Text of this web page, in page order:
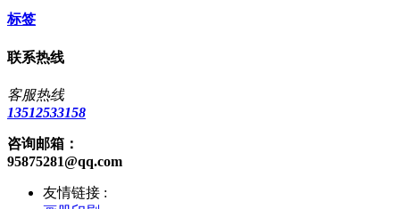
标签
联系热线
客服热线
13512533158
咨询邮箱：
95875281@qq.com
友情链接 :